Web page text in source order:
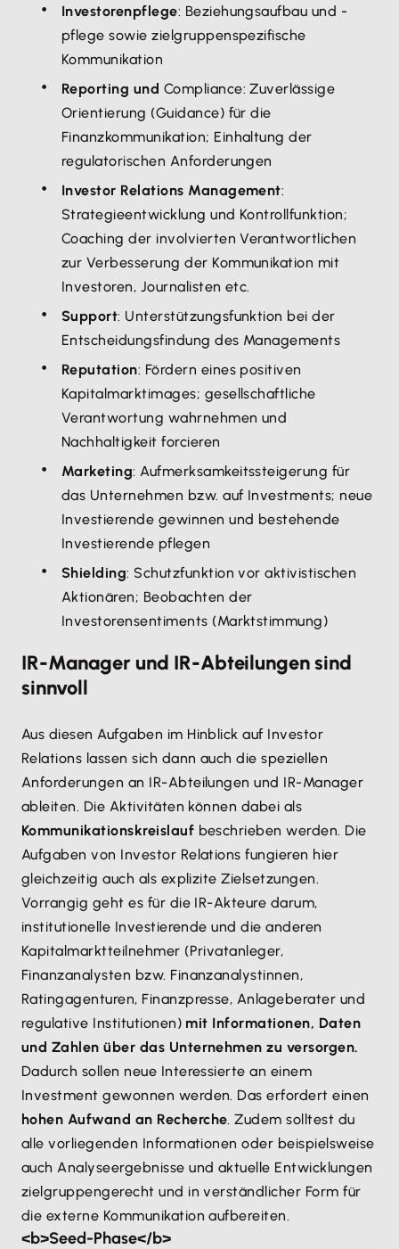
Investorenpflege: Beziehungsaufbau und -
pflege sowie zielgruppenspezifische
Kommunikation
Reporting und Compliance: Zuverlässige
Orientierung (Guidance) für die
Finanzkommunikation; Einhaltung der
regulatorischen Anforderungen
Investor Relations Management:
Strategieentwicklung und Kontrollfunktion;
Coaching der involvierten Verantwortlichen
zur Verbesserung der Kommunikation mit
Investoren, Journalisten etc.
Support: Unterstützungsfunktion bei der
Entscheidungsfindung des Managements
Reputation: Fördern eines positiven
Kapitalmarktimages; gesellschaftliche
Verantwortung wahrnehmen und
Nachhaltigkeit forcieren
Marketing: Aufmerksamkeitssteigerung für
das Unternehmen bzw. auf Investments; neue
Investierende gewinnen und bestehende
Investierende pflegen
Shielding: Schutzfunktion vor aktivistischen
Aktionären; Beobachten der
Investorensentiments (Marktstimmung)
IR-Manager und IR-Abteilungen sind
sinnvoll
Aus diesen Aufgaben im Hinblick auf Investor
Relations lassen sich dann auch die speziellen
Anforderungen an IR-Abteilungen und IR-Manager
ableiten. Die Aktivitäten können dabei als
Kommunikationskreislauf beschrieben werden. Die
Aufgaben von Investor Relations fungieren hier
gleichzeitig auch als explizite Zielsetzungen.
Vorrangig geht es für die IR-Akteure darum,
institutionelle Investierende und die anderen
Kapitalmarktteilnehmer (Privatanleger,
Finanzanalysten bzw. Finanzanalystinnen,
Ratingagenturen, Finanzpresse, Anlageberater und
regulative Institutionen) mit Informationen, Daten
und Zahlen über das Unternehmen zu versorgen.
Dadurch sollen neue Interessierte an einem
Investment gewonnen werden. Das erfordert einen
hohen Aufwand an Recherche. Zudem solltest du
alle vorliegenden Informationen oder beispielsweise
auch Analyseergebnisse und aktuelle Entwicklungen
zielgruppengerecht und in verständlicher Form für
die externe Kommunikation aufbereiten.
<b>Seed-Phase</b>